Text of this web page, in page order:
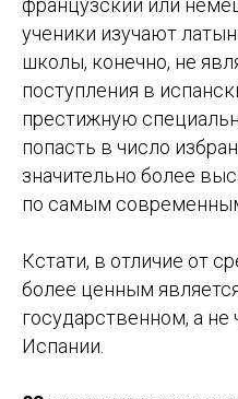
французский или
ученики изучают
школы, конечно, не
поступления в
престижную
попасть в число
значительно более
по самым
Кстати, в отличие от
более ценным
государственном, а не
Испании.